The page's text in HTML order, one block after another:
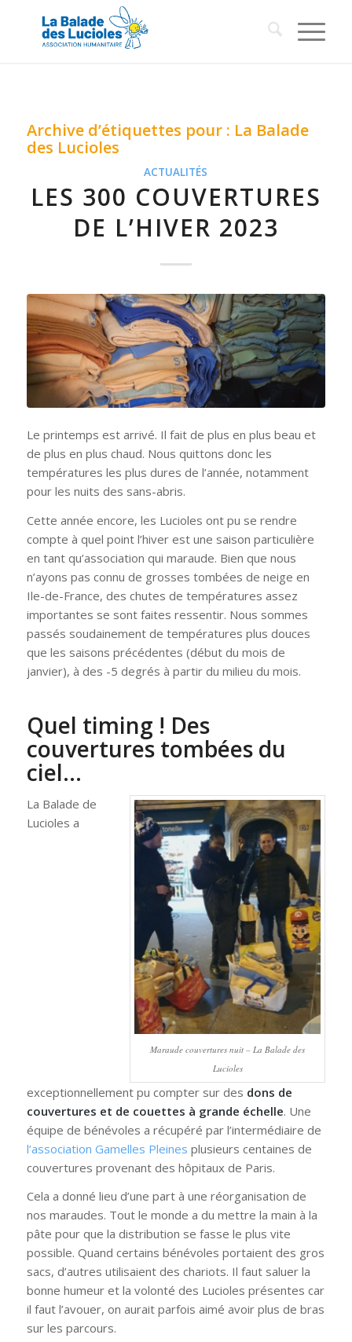
Archive d’étiquettes pour : La Balade
des Lucioles
ACTUALITÉS
LES 300 COUVERTURES
DE L’HIVER 2023
Le printemps est arrivé. Il fait de plus en plus beau et
de plus en plus chaud. Nous quittons donc les
températures les plus dures de l’année, notamment
pour les nuits des sans-abris.
Cette année encore, les Lucioles ont pu se rendre
compte à quel point l’hiver est une saison particulière
en tant qu’association qui maraude. Bien que nous
n’ayons pas connu de grosses tombées de neige en
Ile-de-France, des chutes de températures assez
importantes se sont faites ressentir. Nous sommes
passés soudainement de températures plus douces
que les saisons précédentes (début du mois de
janvier), à des -5 degrés à partir du milieu du mois.
Quel timing ! Des
couvertures tombées du
ciel…
Maraude couvertures nuit – La Balade des
Lucioles
La Balade de
Lucioles a
exceptionnellement pu compter sur des dons de
couvertures et de couettes à grande échelle. Une
équipe de bénévoles a récupéré par l’intermédiaire de
l’association Gamelles Pleines plusieurs centaines de
couvertures provenant des hôpitaux de Paris.
Cela a donné lieu d’une part à une réorganisation de
nos maraudes. Tout le monde a du mettre la main à la
pâte pour que la distribution se fasse le plus vite
possible. Quand certains bénévoles portaient des gros
sacs, d’autres utilisaient des chariots. Il faut saluer la
bonne humeur et la volonté des Lucioles présentes car
il faut l’avouer, on aurait parfois aimé avoir plus de bras
sur les parcours.